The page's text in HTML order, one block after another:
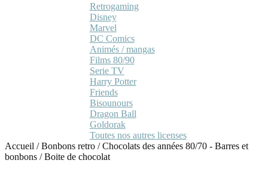
Retrogaming
Disney
Marvel
DC Comics
Animés / mangas
Films 80/90
Serie TV
Harry Potter
Friends
Bisounours
Dragon Ball
Goldorak
Toutes nos autres licenses
Accueil /Bonbons retro /Chocolats des années 80/70 - Barres et
bonbons /Boite de chocolat